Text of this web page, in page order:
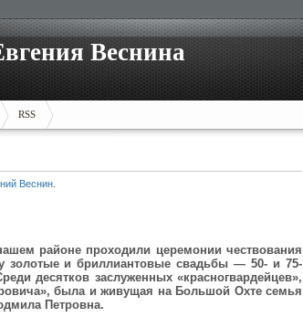
Веснина
RSS
Веснин
районе проходили церемонии чествования
золотые и бриллиантовые свадьбы — 50- и 75-
десятков заслуженных «красногвардейцев»,
была и живущая на Большой Охте семья
Петровна.